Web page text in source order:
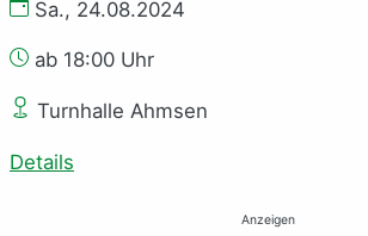
Sa., 24.08.2024
ab 18:00 Uhr
Turnhalle Ahmsen
Details
Anzeigen